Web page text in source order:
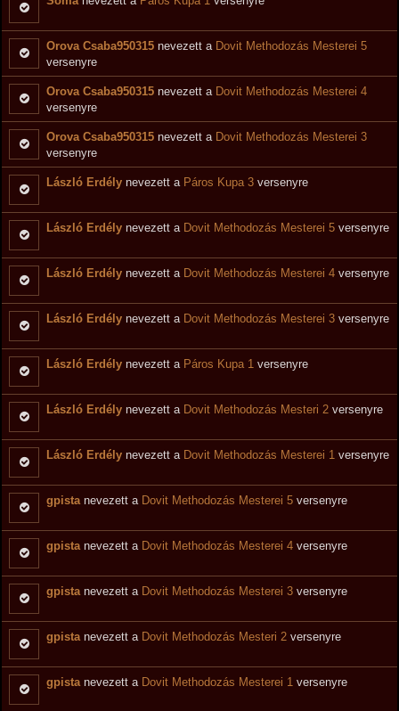
Orova Csaba950315 nevezett a Dovit Methodozás Mesterei 5
versenyre
Orova Csaba950315 nevezett a Dovit Methodozás Mesterei 4
versenyre
Orova Csaba950315 nevezett a Dovit Methodozás Mesterei 3
versenyre
László Erdély nevezett a Páros Kupa 3 versenyre
László Erdély nevezett a Dovit Methodozás Mesterei 5 versenyre
László Erdély nevezett a Dovit Methodozás Mesterei 4 versenyre
László Erdély nevezett a Dovit Methodozás Mesterei 3 versenyre
László Erdély nevezett a Páros Kupa 1 versenyre
László Erdély nevezett a Dovit Methodozás Mesteri 2 versenyre
László Erdély nevezett a Dovit Methodozás Mesterei 1 versenyre
gpistanevezett a Dovit Methodozás Mesterei 5 versenyre
gpistanevezett a Dovit Methodozás Mesterei 4 versenyre
gpistanevezett a Dovit Methodozás Mesterei 3 versenyre
gpistanevezett a Dovit Methodozás Mesteri 2 versenyre
gpistanevezett a Dovit Methodozás Mesterei 1 versenyre